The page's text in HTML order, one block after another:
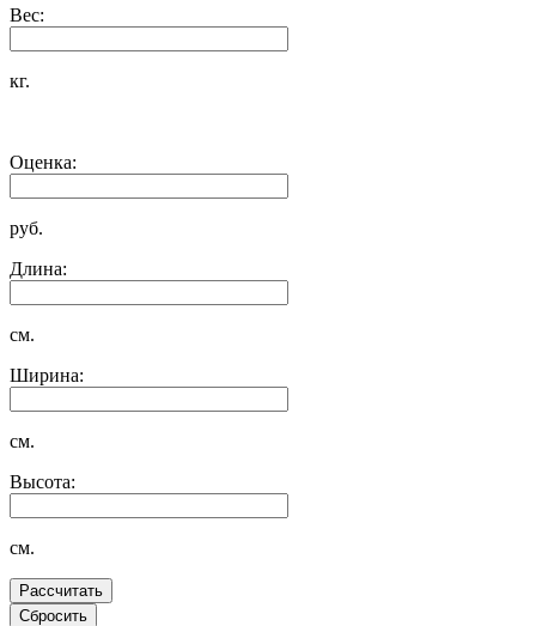
Вес:
кг.
Оценка:
руб.
Длина:
см.
Ширина:
см.
Высота:
см.